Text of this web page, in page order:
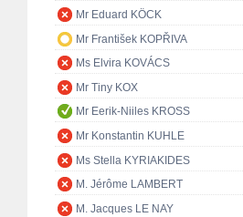
Mr Eduard KÖCK
Mr František KOPŘIVA
Ms Elvira KOVÁCS
Mr Tiny KOX
Mr Eerik-Niiles KROSS
Mr Konstantin KUHLE
Ms Stella KYRIAKIDES
M. Jérôme LAMBERT
M. Jacques LE NAY